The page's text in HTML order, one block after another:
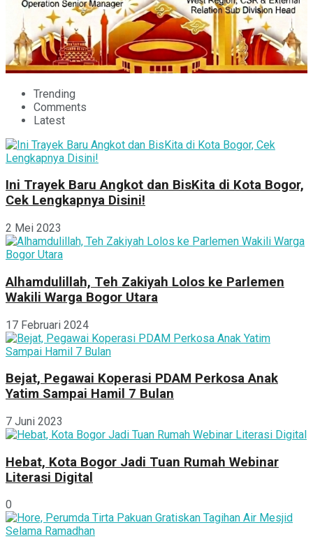
Trending
Comments
Latest
Ini Trayek Baru Angkot dan BisKita di Kota Bogor,
Cek Lengkapnya Disini!
2 Mei 2023
Alhamdulillah, Teh Zakiyah Lolos ke Parlemen
Wakili Warga Bogor Utara
17 Februari 2024
Bejat, Pegawai Koperasi PDAM Perkosa Anak
Yatim Sampai Hamil 7 Bulan
7 Juni 2023
Hebat, Kota Bogor Jadi Tuan Rumah Webinar
Literasi Digital
0